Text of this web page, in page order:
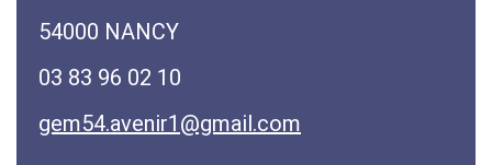
54000 NANCY
03 83 96 02 10
gem54.avenir1@gmail.com